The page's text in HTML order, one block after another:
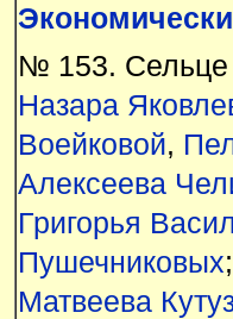
№ 153.
Назара
Воейковой,
Алексеева
Григорья
Пушечниковых
Матвеева